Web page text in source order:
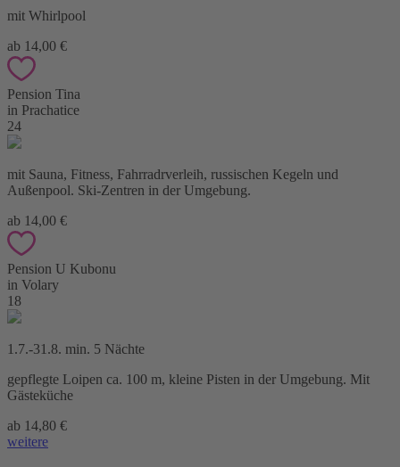
mit Whirlpool
ab 14,00 €
Pension Tina
in Prachatice
24
mit Sauna, Fitness, Fahrradrverleih, russischen Kegeln und
Außenpool. Ski-Zentren in der Umgebung.
ab 14,00 €
Pension U Kubonu
in Volary
18
1.7.-31.8. min. 5 Nächte
gepflegte Loipen ca. 100 m, kleine Pisten in der Umgebung. Mit
Gästeküche
ab 14,80 €
weitere